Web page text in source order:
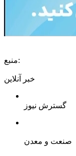
منبع:
خبر آنلاین
گسترش نیوز
صنعت و معدن